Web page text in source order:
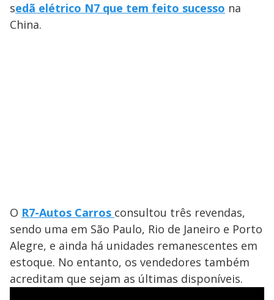
sedã elétrico N7 que tem feito sucesso na
China.
O R7-Autos Carros consultou três revendas,
sendo uma em São Paulo, Rio de Janeiro e Porto
Alegre, e ainda há unidades remanescentes em
estoque. No entanto, os vendedores também
acreditam que sejam as últimas disponíveis.